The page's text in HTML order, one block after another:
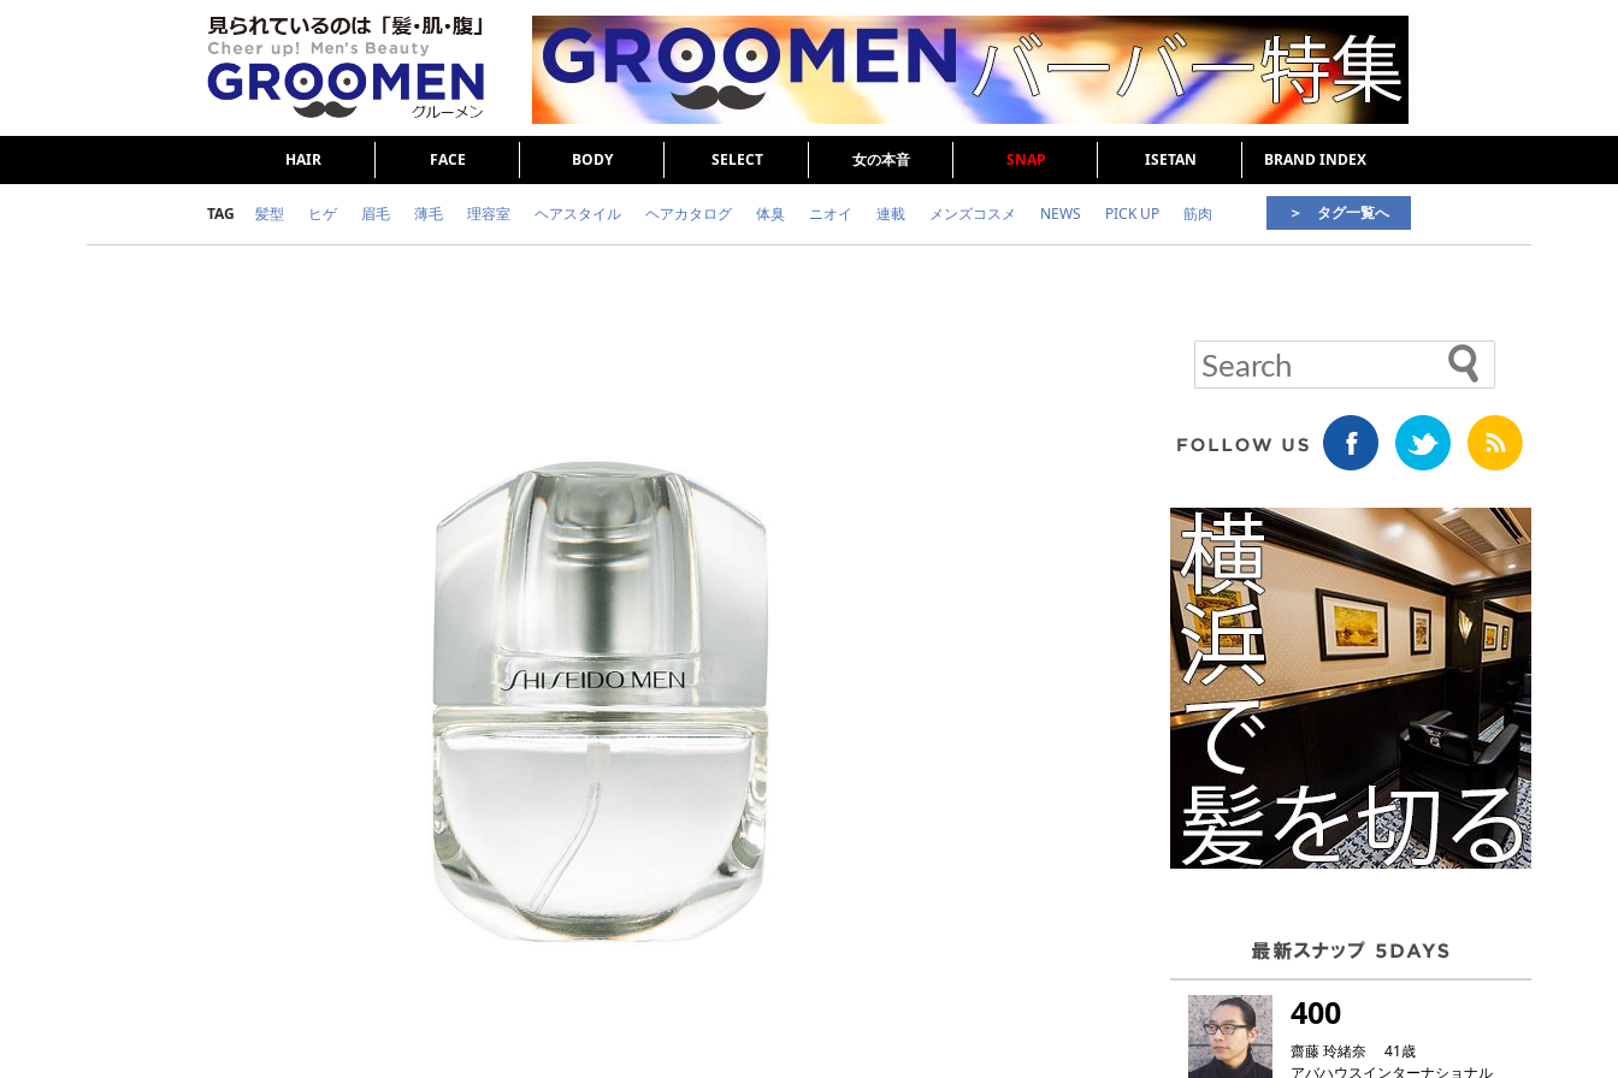
HAIR FACE BODY SELECT 女の本音 SNAP ISETAN BRAND INDEX
TAG 髪型 ヒゲ 眉毛 薄毛 理容室 ヘアスタイル ヘアカタログ 体臭 ニオイ 連載 メンズコスメ NEWS PICK UP 筋肉 ＞ タグ一覧へ
400
齋藤 玲緒奈 41歳
アバハウスインターナショナル